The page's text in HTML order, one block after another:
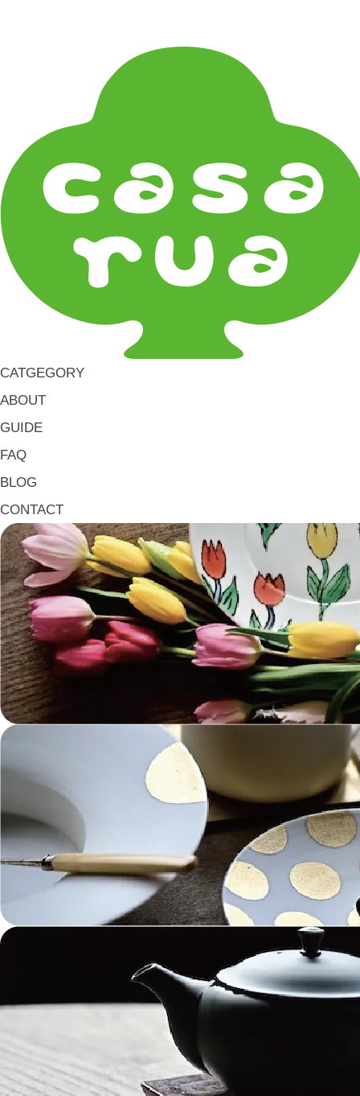
CATGEGORY
ABOUT
GUIDE
FAQ
BLOG
CONTACT
《ギフト》Gifts
ギフト包装 Gift Wrapping
《器タイプ》Tableware Type
碗・椀・丼 Bowls
小皿・豆皿 Small Plates & Pea Cups
平皿 Flat Plates
中皿 Side Plates
マグ & カップ Mugs & Cups
ピッチャー Jugs
一輪挿し・花瓶
こども用 Kids Tableware
《作家・工芸》Crafts
陶芸 Ceramics
漆器 Lacquerware
木工 Woodwork
金工 Metalwork
鋳物 Cast Metal
香 Insence
その他工芸 e.t.c
《ブランド》Brands
東屋 Azmaya
二上 FUTAGAMI
畑漆器 HATA SHIKKI
織田幸銅器 Odako Douki
ARAS